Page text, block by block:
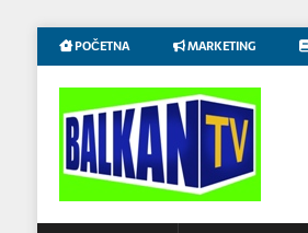
POČETNA MARKETING